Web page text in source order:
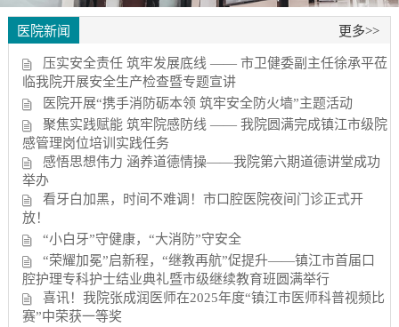
医院新闻 更多>>
压实安全责任 筑牢发展底线 —— 市卫健委副主任徐承平莅
临我院开展安全生产检查暨专题宣讲
医院开展“携手消防砺本领 筑牢安全防火墙”主题活动
聚焦实践赋能 筑牢院感防线 —— 我院圆满完成镇江市级院
感管理岗位培训实践任务
感悟思想伟力 涵养道德情操——我院第六期道德讲堂成功
举办
看牙白加黑，时间不难调！市口腔医院夜间门诊正式开
放！
“小白牙”守健康，“大消防”守安全
“荣耀加冕”启新程，“继教再航”促提升——镇江市首届口
腔护理专科护士结业典礼暨市级继续教育班圆满举行
喜讯！我院张成润医师在2025年度“镇江市医师科普视频比
赛”中荣获一等奖